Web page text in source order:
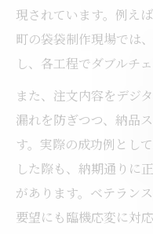
現されています。例え
町の袋袋制作現場では
し、各工程でダブルチ
また、注文内容をデジ
漏れを防ぎつつ、納品
す。実際の成功例とし
した際も、納期通りに
があります。ベテラン
要望にも臨機応変に対